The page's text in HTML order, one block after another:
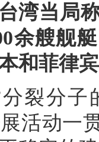
湾当局
余艘舰
和菲律
裂分
活动一